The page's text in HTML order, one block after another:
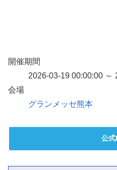
開催期間
2026-03-19 00:00:00 ～
会場
グランメッセ熊本
公式